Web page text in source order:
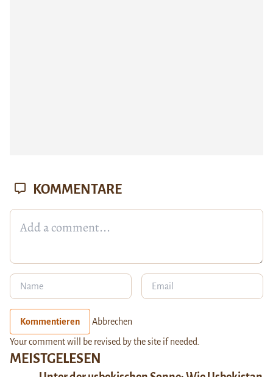
MEISTGELESEN
KOMMENTARE
Kommentieren Abbrechen
Your comment will be revised by the site if needed.